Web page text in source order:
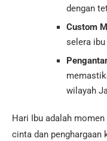
dengan
Custom
selera
wilayah
Hari Ibu adalah
cinta dan penghargaan